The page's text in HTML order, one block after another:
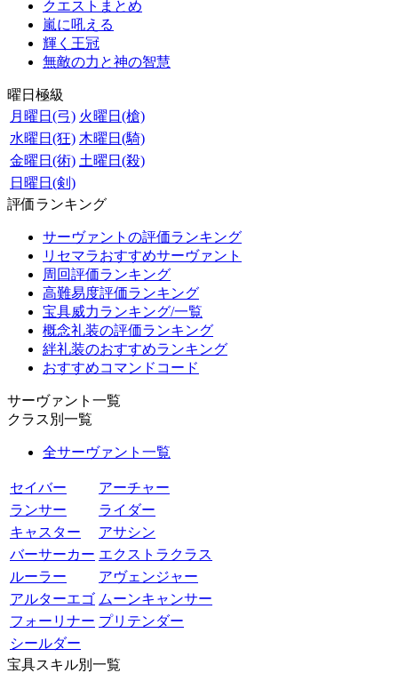
クエストまとめ
嵐に吼える
輝く王冠
無敵の力と神の智慧
曜日極級
月曜日(弓) 火曜日(槍)
水曜日(狂) 木曜日(騎)
金曜日(術) 土曜日(殺)
日曜日(剣)
評価ランキング
サーヴァントの評価ランキング
リセマラおすすめサーヴァント
周回評価ランキング
高難易度評価ランキング
宝具威力ランキング/一覧
概念礼装の評価ランキング
絆礼装のおすすめランキング
おすすめコマンドコード
サーヴァント一覧
クラス別一覧
全サーヴァント一覧
セイバー
アーチャー
ランサー
ライダー
キャスター
アサシン
バーサーカー エクストラクラス
ルーラー
アヴェンジャー
アルターエゴ ムーンキャンサー
フォーリナー プリテンダー
シールダー
宝具スキル別一覧